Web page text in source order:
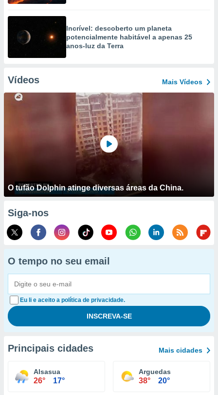
Incrível: descoberto um planeta
potencialmente habitável a apenas 25
anos-luz da Terra
Vídeos Mais Vídeos
O tufão Dolphin atinge diversas áreas da China.
Siga-nos
O tempo no seu email
Eu li e aceito a política de privacidade.
Principais cidades Mais cidades
Alsasua
26° 17°
Arguedas
38° 20°